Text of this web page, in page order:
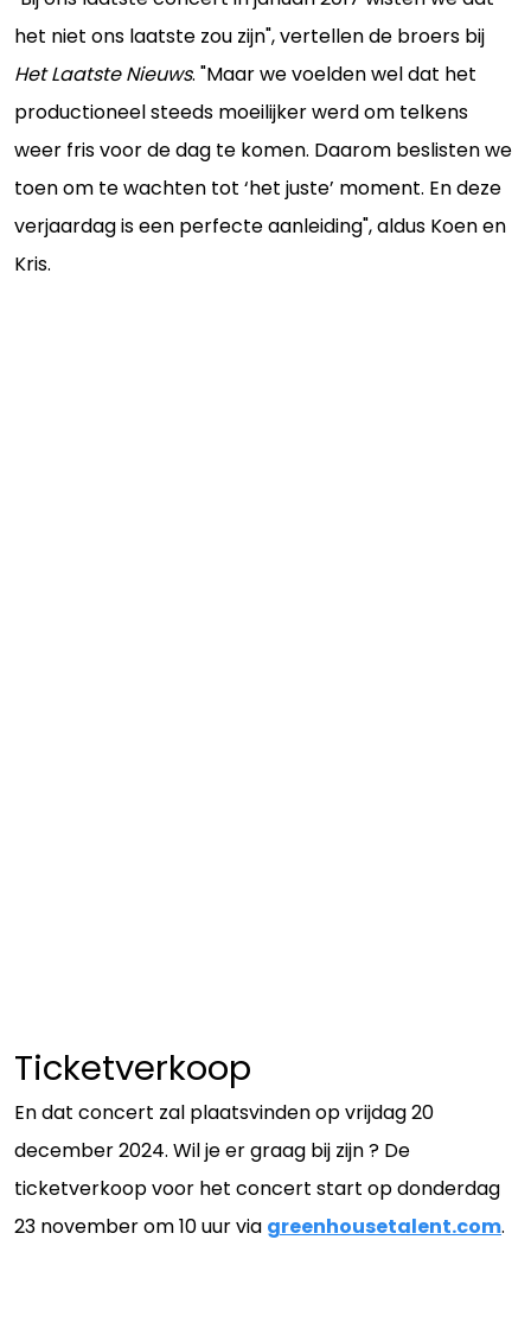
het niet ons laatste zou zijn", vertellen de broers bij
Het Laatste Nieuws. "Maar we voelden wel dat het
productioneel steeds moeilijker werd om telkens
weer fris voor de dag te komen. Daarom beslisten we
toen om te wachten tot ‘het juste’ moment. En deze
verjaardag is een perfecte aanleiding", aldus Koen en
Kris.
Ticketverkoop
En dat concert zal plaatsvinden op vrijdag 20
december 2024. Wil je er graag bij zijn ? De
ticketverkoop voor het concert start op donderdag
23 november om 10 uur via greenhousetalent.com.